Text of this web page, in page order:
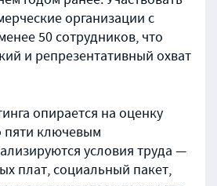
организации с
50 сотрудников, что
и репрезентативный охват
опирается на оценку
пяти ключевым
условия труда —
плат, социальный пакет,